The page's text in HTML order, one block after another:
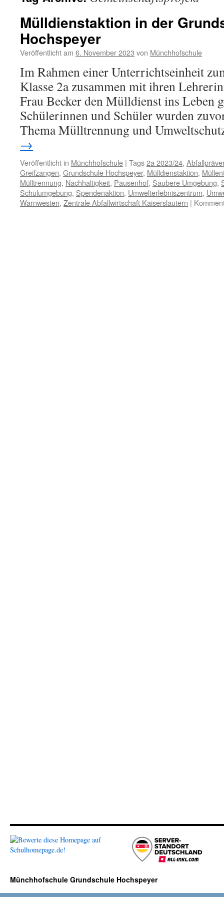
Mülldienstaktion in der
Hochspeyer
Veröffentlicht am 6. November 2023 von Münchhofschule
Im Rahmen einer Unterrichtseinheit
Klasse 2a zusammen mit ihren
Frau Becker den Mülldienst ins Leben
Schülerinnen und Schüler wurden
Thema Mülltrennung und
→
Veröffentlicht in Münchhofschule | Tags2a 2023/24,
Greifzangen, Grundschule Hochspeyer, Mülldienstaktion,
Mülltrennung, Nachhaltigkeit, Pausenhof, Saubere Umgebung,
Schulumgebung, Spendenaktion, Umwelterlebniszentrum,
Warnwesten, Zentrale Abfallwirtschaft Kaiserslautern |
Münchhofschule Grundschule Hochspeyer